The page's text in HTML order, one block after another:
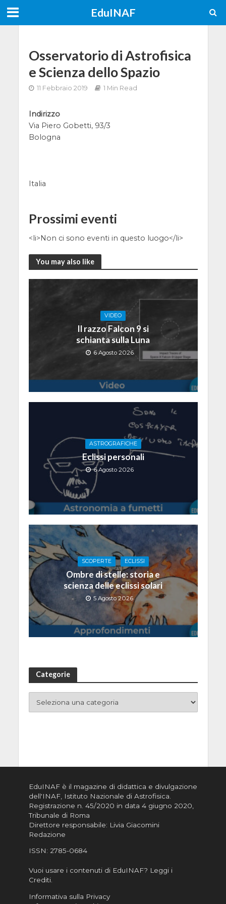
EduINAF
Osservatorio di Astrofisica
e Scienza dello Spazio
11 Febbraio 2019 1 Min Read
Indirizzo
Via Piero Gobetti, 93/3
Bologna
Italia
Prossimi eventi
<li>Non ci sono eventi in questo luogo</li>
You may also like
VIDEO
Il razzo Falcon 9 si
schianta sulla Luna
6 Agosto 2026
ASTROGRAFICHE
Eclissi personali
6 Agosto 2026
SCOPERTE ECLISSI
Ombre di stelle: storia e
scienza delle eclissi solari
5 Agosto 2026
Categorie
EduINAF è il magazine di didattica e divulgazione
dell'INAF, Istituto Nazionale di Astrofisica
Registrazione n. 45/2020 in data 4 giugno 2020,
Tribunale di Roma
Direttore responsabile: Livia Giacomini
Redazione
ISSN: 2785-0684
Vuoi usare i contenuti di EduINAF? Leggi i
Crediti.
Informativa sulla Privacy